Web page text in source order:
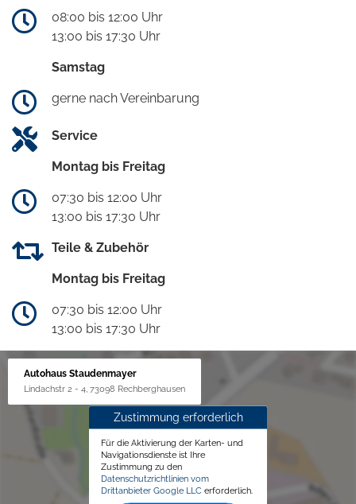
08:00 bis 12:00 Uhr
13:00 bis 17:30 Uhr
Samstag
gerne nach Vereinbarung
Service
Montag bis Freitag
07:30 bis 12:00 Uhr
13:00 bis 17:30 Uhr
Teile & Zubehör
Montag bis Freitag
07:30 bis 12:00 Uhr
13:00 bis 17:30 Uhr
Autohaus Staudenmayer
Lindachstr 2 - 4, 73098 Rechberghausen
Zustimmung erforderlich
Für die Aktivierung der Karten- und
Navigationsdienste ist Ihre
Zustimmung zu den
Datenschutzrichtlinien vom
Drittanbieter Google LLC erforderlich.